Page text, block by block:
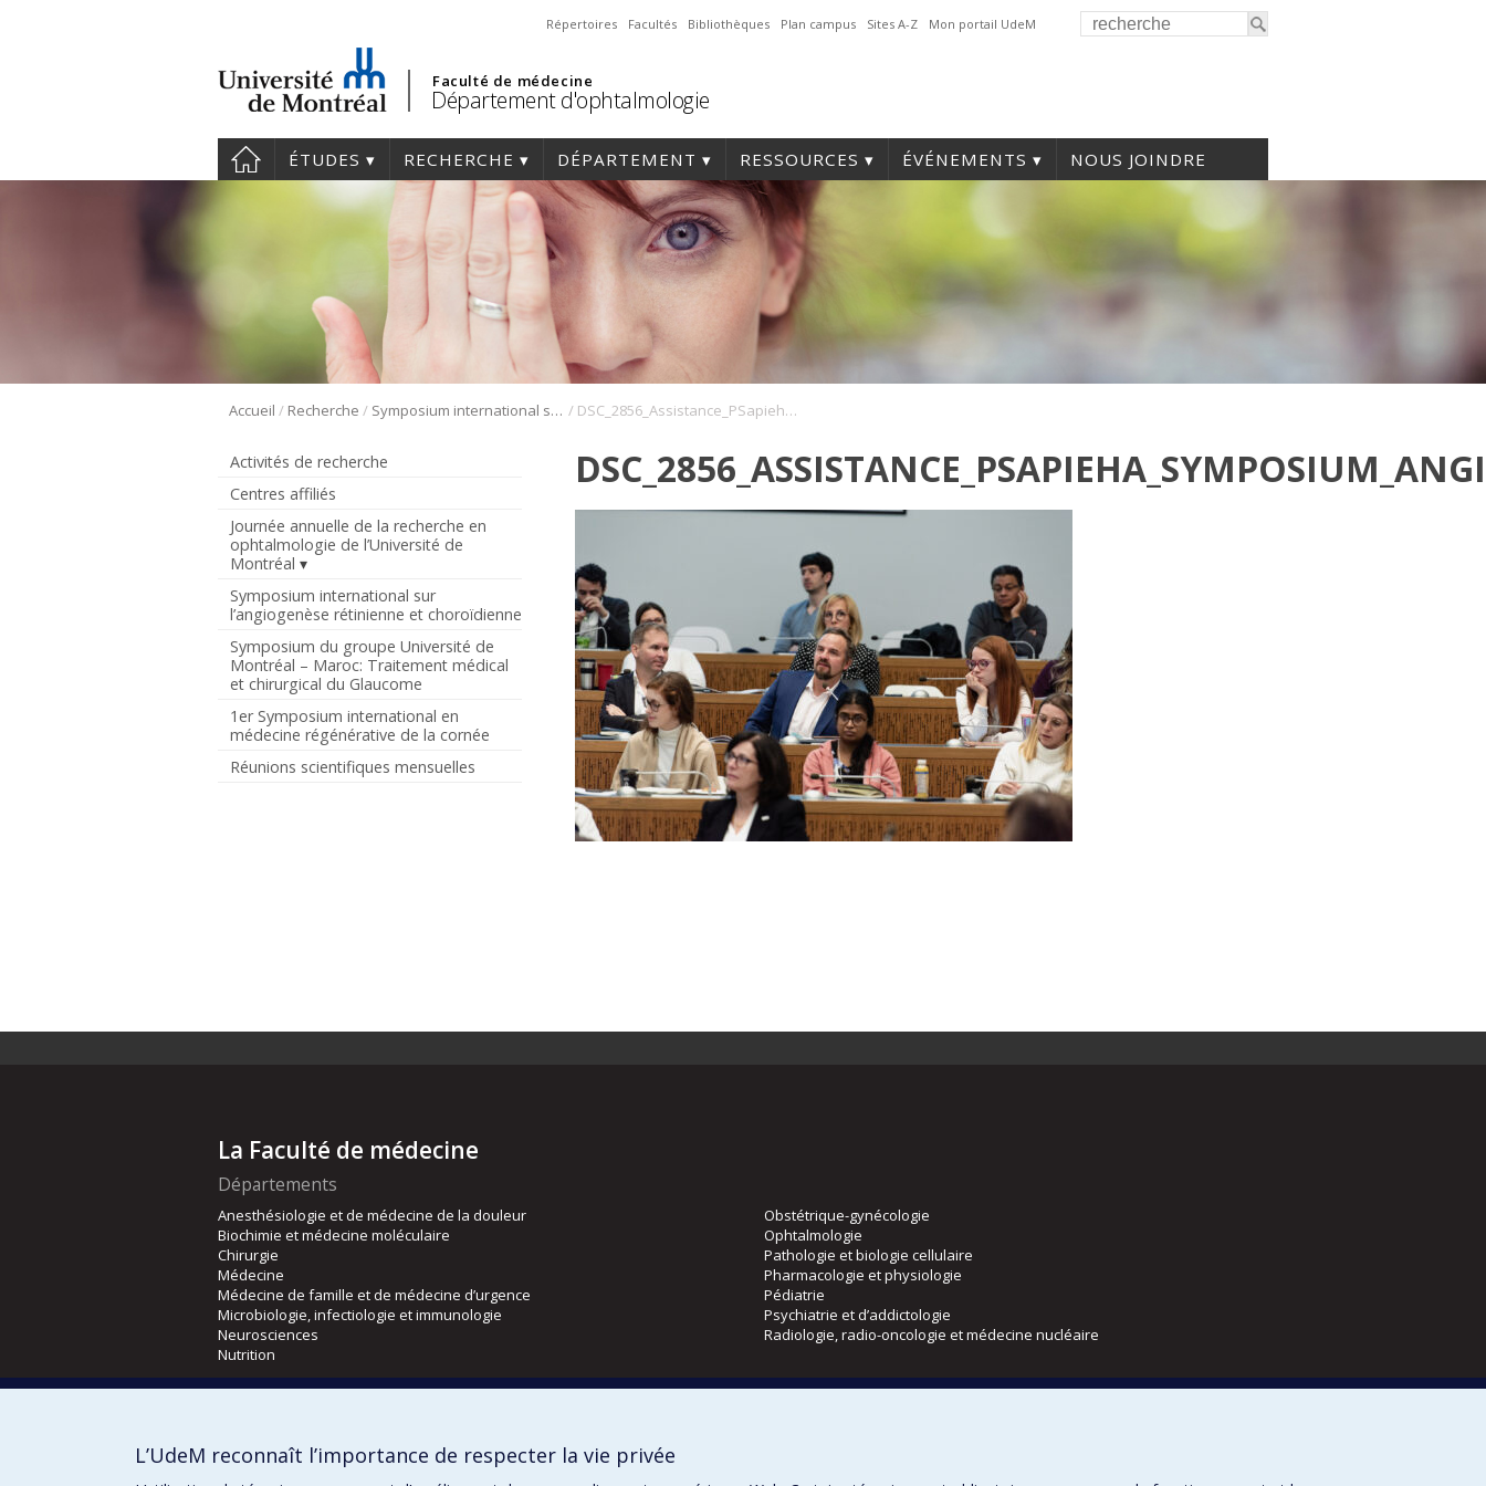
Répertoires Facultés Bibliothèques Plan campus Sites A-Z Mon portail UdeM
Faculté de médecine
Département d'ophtalmologie
ÉTUDES RECHERCHE DÉPARTEMENT RESSOURCES ÉVÉNEMENTS NOUS JOINDRE
Accueil / Recherche / Symposium international sur l’angiogenèse rétinienne et choroïdienne / DSC_2856_Assistance_PSapieha_Symposium_Angio_2022
Activités de recherche
Centres affiliés
Journée annuelle de la recherche en
ophtalmologie de l’Université de
Montréal
Symposium international sur
l’angiogenèse rétinienne et choroïdienne
Symposium du groupe Université de
Montréal – Maroc: Traitement médical
et chirurgical du Glaucome
1er Symposium international en
médecine régénérative de la cornée
Réunions scientifiques mensuelles
La Faculté de médecine
Départements
Anesthésiologie et de médecine de la douleur
Biochimie et médecine moléculaire
Chirurgie
Médecine
Médecine de famille et de médecine d’urgence
Microbiologie, infectiologie et immunologie
Neurosciences
Nutrition
Obstétrique-gynécologie
Ophtalmologie
Pathologie et biologie cellulaire
Pharmacologie et physiologie
Pédiatrie
Psychiatrie et d’addictologie
Radiologie, radio-oncologie et médecine nucléaire
Orthophonie et audiologie
L’UdeM reconnaît l’importance de respecter la vie privée